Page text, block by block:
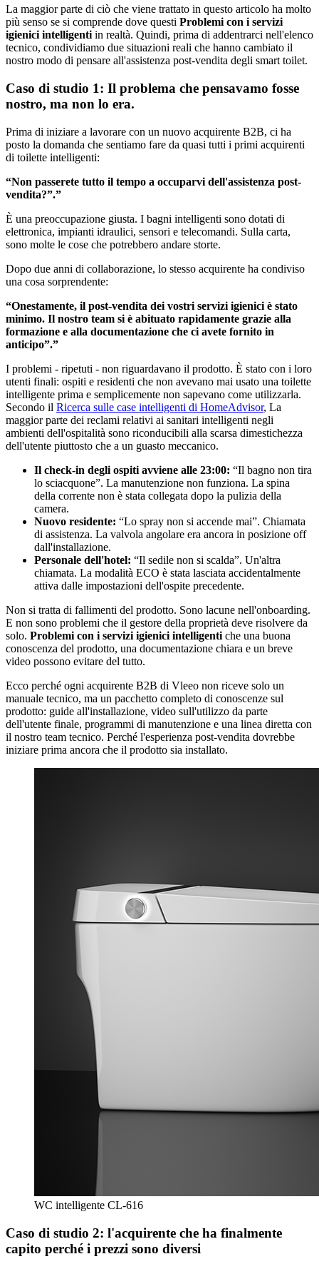
La maggior parte di ciò che viene trattato in questo articolo ha molto
più senso se si comprende dove questi Problemi con i servizi
igienici intelligentiin realtà. Quindi, prima di addentrarci nell'elenco
tecnico, condividiamo due situazioni reali che hanno cambiato il
nostro modo di pensare all'assistenza post-vendita degli smart toilet.
Caso di studio 1: Il problema che pensavamo fosse
nostro, ma non lo era.
Prima di iniziare a lavorare con un nuovo acquirente B2B, ci ha
posto la domanda che sentiamo fare da quasi tutti i primi acquirenti
di toilette intelligenti:
“Non passerete tutto il tempo a occuparvi dell'assistenza post-
vendita?”.”
È una preoccupazione giusta. I bagni intelligenti sono dotati di
elettronica, impianti idraulici, sensori e telecomandi. Sulla carta,
sono molte le cose che potrebbero andare storte.
Dopo due anni di collaborazione, lo stesso acquirente ha condiviso
una cosa sorprendente:
“Onestamente, il post-vendita dei vostri servizi igienici è stato
minimo. Il nostro team si è abituato rapidamente grazie alla
formazione e alla documentazione che ci avete fornito in
anticipo”.”
I problemi - ripetuti - non riguardavano il prodotto. È stato con i loro
utenti finali: ospiti e residenti che non avevano mai usato una toilette
intelligente prima e semplicemente non sapevano come utilizzarla.
Secondo il Ricerca sulle case intelligenti di HomeAdvisor, La
maggior parte dei reclami relativi ai sanitari intelligenti negli
ambienti dell'ospitalità sono riconducibili alla scarsa dimestichezza
dell'utente piuttosto che a un guasto meccanico.
Il check-in degli ospiti avviene alle 23:00: “Il bagno non tira
lo sciacquone”. La manutenzione non funziona. La spina
della corrente non è stata collegata dopo la pulizia della
camera.
Nuovo residente: “Lo spray non si accende mai”. Chiamata
di assistenza. La valvola angolare era ancora in posizione off
dall'installazione.
Personale dell'hotel: “Il sedile non si scalda”. Un'altra
chiamata. La modalità ECO è stata lasciata accidentalmente
attiva dalle impostazioni dell'ospite precedente.
Non si tratta di fallimenti del prodotto. Sono lacune nell'onboarding.
E non sono problemi che il gestore della proprietà deve risolvere da
solo. Problemi con i servizi igienici intelligenti che una buona
conoscenza del prodotto, una documentazione chiara e un breve
video possono evitare del tutto.
Ecco perché ogni acquirente B2B di Vleeo non riceve solo un
manuale tecnico, ma un pacchetto completo di conoscenze sul
prodotto: guide all'installazione, video sull'utilizzo da parte
dell'utente finale, programmi di manutenzione e una linea diretta con
il nostro team tecnico. Perché l'esperienza post-vendita dovrebbe
iniziare prima ancora che il prodotto sia installato.
WC intelligente CL-616
Caso di studio 2: l'acquirente che ha finalmente
capito perché i prezzi sono diversi